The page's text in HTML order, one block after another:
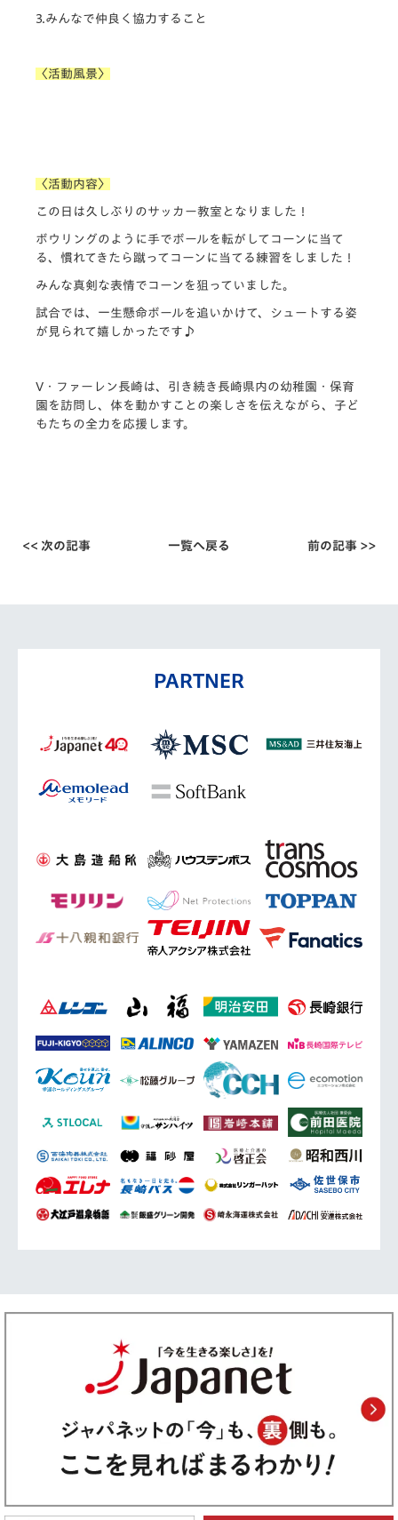
3.みんなで仲良く協力すること
〈活動風景〉
〈活動内容〉
この日は久しぶりのサッカー教室となりました！
ボウリングのように手でボールを転がしてコーンに当て
る、慣れてきたら蹴ってコーンに当てる練習をしました！
みんな真剣な表情でコーンを狙っていました。
試合では、一生懸命ボールを追いかけて、シュートする姿
が見られて嬉しかったです♪
V・ファーレン長崎は、引き続き長崎県内の幼稚園・保育
園を訪問し、体を動かすことの楽しさを伝えながら、子ど
もたちの全力を応援します。
<< 次の記事 一覧へ戻る 前の記事 >>
PARTNER